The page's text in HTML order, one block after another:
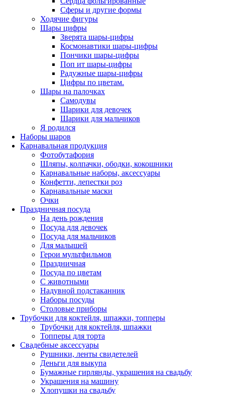
Сферы и другие формы
Ходячие фигуры
Шары цифры
Зверята шары-цифры
Космонавтики шары-цифры
Пончики шары-цифры
Поп ит шары-цифры
Радужные шары-цифры
Цифры по цветам.
Шары на палочках
Самодувы
Шарики для девочек
Шарики для мальчиков
Я родился
Наборы шаров
Карнавальная продукция
Фотобутафория
Шляпы, колпачки, ободки, кокошники
Карнавальные наборы, аксессуары
Конфетти, лепестки роз
Карнавальные маски
Очки
Праздничная посуда
На день рождения
Посуда для девочек
Посуда для мальчиков
Для малышей
Герои мультфильмов
Праздничная
Посуда по цветам
С животными
Надувной подстаканник
Наборы посуды
Столовые приборы
Трубочки для коктейля, шпажки, топперы
Трубочки для коктейля, шпажки
Топперы для торта
Свадебные аксессуары
Рушники, ленты свидетелей
Деньги для выкупа
Бумажные гирлянды, украшения на свадьбу
Украшения на машину
Хлопушки на свадьбу